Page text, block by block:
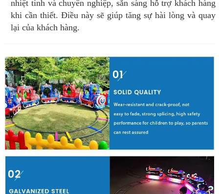
nhiệt tình và chuyên nghiệp, sẵn sàng hỗ trợ khách hàng
khi cần thiết. Điều này sẽ giúp tăng sự hài lòng và quay
lại của khách hàng.